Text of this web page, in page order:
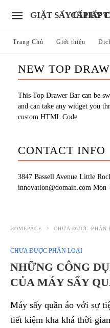
GIẶT SẤY ỦI HẤP CHUYÊN
Trang Chủ Giới thiệu
NEW TOP
This Top Drawer Bar can be
and can take any widget you
custom HTML Code
CONTACT INFO
3847 Bassell Avenue Little
innovation@domain.com Mon
HOMEPAGE CHƯA ĐƯỢC PHÂN
CHƯA ĐƯỢC PHÂN LOẠI
NHỮNG CÔNG
CỦA MÁY SẤY
Máy sấy quần áo với sự
tiết kiệm kha khá thời